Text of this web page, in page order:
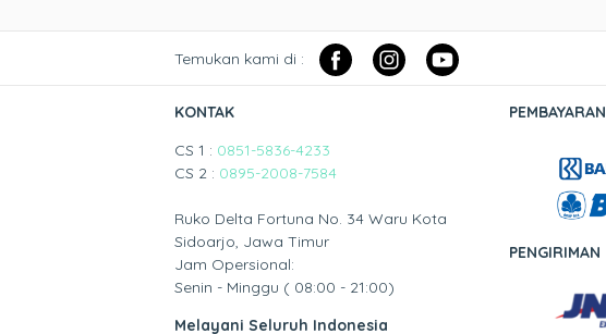
Temukan kami di :
KONTAK
CS 1 : 0851-5836-4233
CS 2 : 0895-2008-7584
Ruko Delta Fortuna No. 34 Waru Kota
Sidoarjo, Jawa Timur
Jam Opersional:
Senin - Minggu ( 08:00 - 21:00)
Melayani Seluruh Indonesia
PEMBAYARAN
PENGIRIMAN